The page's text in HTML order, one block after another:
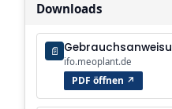
Downloads
📄
ifo.meoplant.de
PDF öffnen ↗